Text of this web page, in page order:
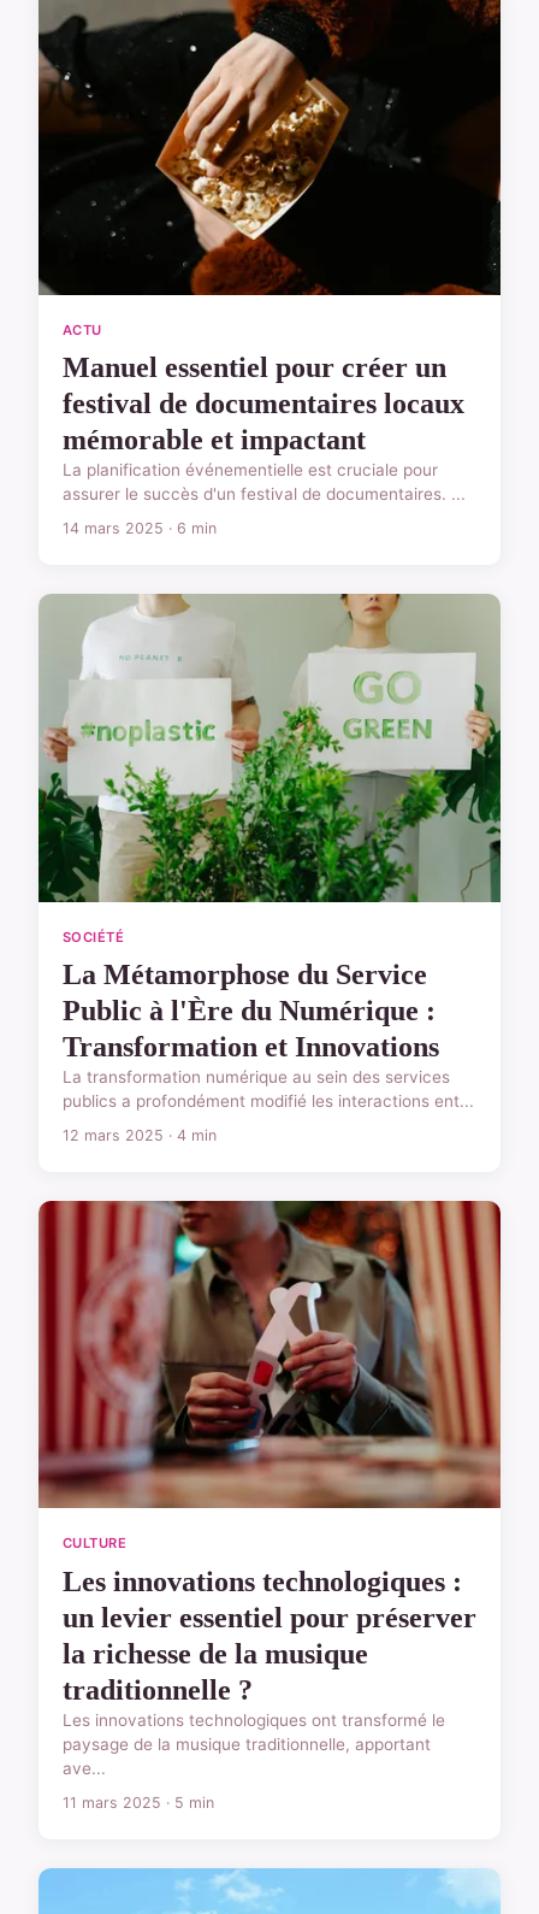
ACTU
Manuel essentiel pour créer un
festival de documentaires locaux
mémorable et impactant
La planification événementielle est cruciale pour
assurer le succès d'un festival de documentaires. ...
14 mars 2025 · 6 min
SOCIÉTÉ
La Métamorphose du Service
Public à l'Ère du Numérique :
Transformation et Innovations
La transformation numérique au sein des services
publics a profondément modifié les interactions ent...
12 mars 2025 · 4 min
CULTURE
Les innovations technologiques :
un levier essentiel pour préserver
la richesse de la musique
traditionnelle ?
Les innovations technologiques ont transformé le
paysage de la musique traditionnelle, apportant
ave...
11 mars 2025 · 5 min